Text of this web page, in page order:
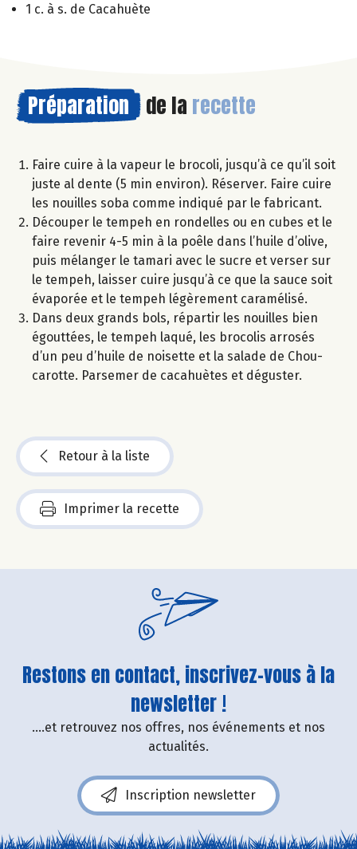
1 c. à s. de Cacahuète
Préparation de la recette
Faire cuire à la vapeur le brocoli, jusqu’à ce qu’il soit
juste al dente (5 min environ). Réserver. Faire cuire
les nouilles soba comme indiqué par le fabricant.
Découper le tempeh en rondelles ou en cubes et le
faire revenir 4-5 min à la poêle dans l’huile d’olive,
puis mélanger le tamari avec le sucre et verser sur
le tempeh, laisser cuire jusqu’à ce que la sauce soit
évaporée et le tempeh légèrement caramélisé.
Dans deux grands bols, répartir les nouilles bien
égouttées, le tempeh laqué, les brocolis arrosés
d’un peu d’huile de noisette et la salade de Chou-
carotte. Parsemer de cacahuètes et déguster.
Retour à la liste
Imprimer la recette
Restons en contact, inscrivez-vous à la
newsletter !
....et retrouvez nos offres, nos événements et nos
actualités.
Inscription newsletter